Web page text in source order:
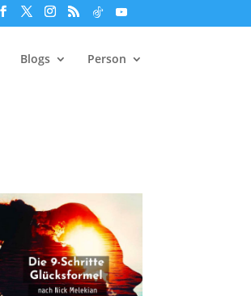
Blogs Person